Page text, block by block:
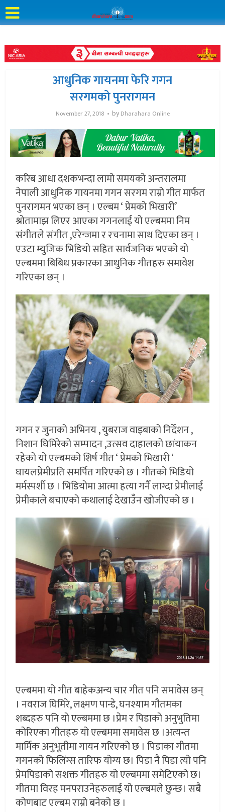
आधुनिक गायनमा फेरि गगन
सरगमको पुनरागमन
November 27, 2018 by Dharahara Online
करिब आधा दशकभन्दा लामो समयको अन्तरालमा
नेपाली आधुनिक गायनमा गगन सरगम राम्रो गीत मार्फत
पुनरागमन भएका छन् । एल्बम ‘ प्रेमको भिखारी’
श्रोतामाझ लिएर आएका गगनलाई यो एल्बममा निम
संगीतले संगीत ,एरेन्जमा र रचनामा साथ दिएका छन् ।
एउटा म्युजिक भिडियो सहित सार्वजनिक भएको यो
एल्बममा बिबिध प्रकारका आधुनिक गीतहरु समावेश
गरिएका छन् ।
गगन र जुनाको अभिनय , युबराज वाइबाको निर्देशन ,
निशान घिमिरेको सम्पादन ,उत्सव दाहालको छांयाकन
रहेको यो एल्बमको शिर्ष गीत ‘ प्रेमको भिखारी ‘
घायलप्रेमीप्रति समर्पित गरिएको छ । गीतको भिडियो
मर्मस्पर्शी छ । भिडियोमा आत्मा हत्या गर्नै लाग्दा प्रेमीलाई
प्रेमीकाले बचाएको कथालाई देखाउँन खोजीएको छ ।
एल्बममा यो गीत बाहेकअन्य चार गीत पनि समावेस छन्
। नवराज घिमिरे, लक्ष्मण पान्डे, घनश्याम गौतमका
शब्दहरु पनि यो एल्बममा छ ।प्रेम र पिडाको अनुभुतिमा
कोरिएका गीतहरु यो एल्बममा समावेस छ ।अत्यन्त
मार्मिक अनुभूतीमा गायन गरिएको छ । पिडाका गीतमा
गगनको फिलिंग्स तारिफ योग्य छ। पिडा नै पिडा त्यो पनि
प्रेमपिडाको सशक्त गीतहरु यो एल्बममा समेटिएको छ।
गीतमा विरह मनपराउनेहरुलाई यो एल्बमले छुन्छ। सबै
कोणबाट एल्बम राम्रो बनेको छ ।